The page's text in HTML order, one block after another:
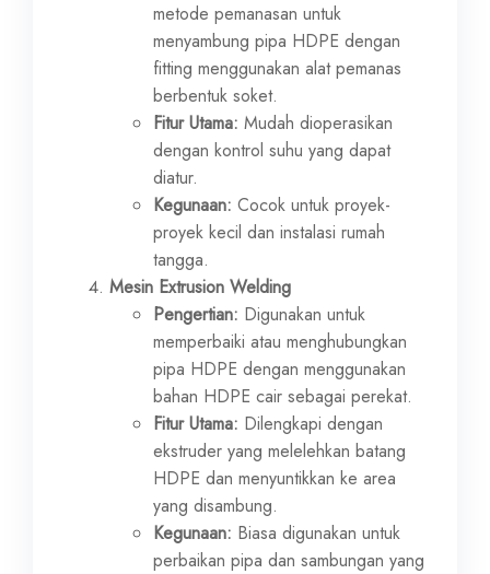
metode pemanasan untuk
menyambung pipa HDPE dengan
fitting menggunakan alat pemanas
berbentuk soket.
Fitur Utama: Mudah dioperasikan
dengan kontrol suhu yang dapat
diatur.
Kegunaan: Cocok untuk proyek-
proyek kecil dan instalasi rumah
tangga.
Mesin Extrusion Welding
Pengertian: Digunakan untuk
memperbaiki atau menghubungkan
pipa HDPE dengan menggunakan
bahan HDPE cair sebagai perekat.
Fitur Utama: Dilengkapi dengan
ekstruder yang melelehkan batang
HDPE dan menyuntikkan ke area
yang disambung.
Kegunaan: Biasa digunakan untuk
perbaikan pipa dan sambungan yang